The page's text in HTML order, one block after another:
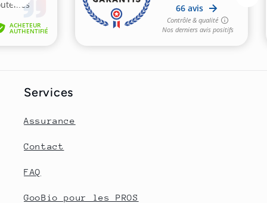
Services
Assurance
Contact
FAQ
GooBio pour les PROS